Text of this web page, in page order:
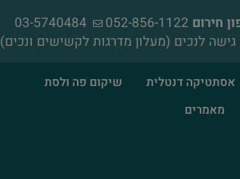
חירום
03-5740484
גישה לנכים (מעלון מדרגות לקשישים ונכים)
אסתטיקה דנטלית
שיקום פה ולסת
מאמרים